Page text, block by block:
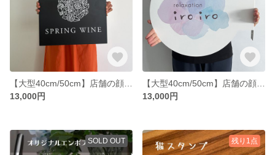
13,000円
13,000円
SOLD OUT 残り1点